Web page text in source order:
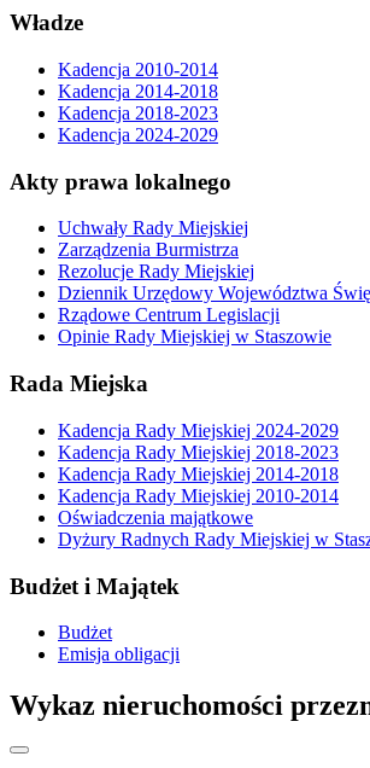
Władze
Kadencja 2010-2014
Kadencja 2014-2018
Kadencja 2018-2023
Kadencja 2024-2029
Akty prawa lokalnego
Uchwały Rady Miejskiej
Zarządzenia Burmistrza
Rezolucje Rady Miejskiej
Dziennik Urzędowy Województwa
Rządowe Centrum Legislacji
Opinie Rady Miejskiej w Staszowie
Rada Miejska
Kadencja Rady Miejskiej 2024-2029
Kadencja Rady Miejskiej 2018-2023
Kadencja Rady Miejskiej 2014-2018
Kadencja Rady Miejskiej 2010-2014
Oświadczenia majątkowe
Dyżury Radnych Rady Miejskiej w
Budżet i Majątek
Budżet
Emisja obligacji
Wykaz nieruchomości